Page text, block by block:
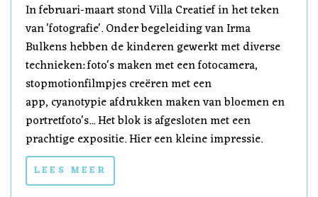
In februari-maart stond Villa Creatief in het teken
van 'fotografie'. Onder begeleiding van Irma
Bulkens hebben de kinderen gewerkt met diverse
technieken: foto's maken met een fotocamera,
stopmotionfilmpjes creëren met een
app, cyanotypie afdrukken maken van bloemen en
portretfoto's... Het blok is afgesloten met een
prachtige expositie. Hier een kleine impressie.
LEES MEER